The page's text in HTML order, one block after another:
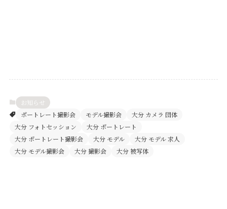
お知らせ
ポートレート撮影会
モデル撮影会
大分 カメラ 団体
大分 フォトセッション
大分 ポートレート
大分 ポートレート撮影会
大分 モデル
大分 モデル 求人
大分 モデル撮影会
大分 撮影会 大分 被写体